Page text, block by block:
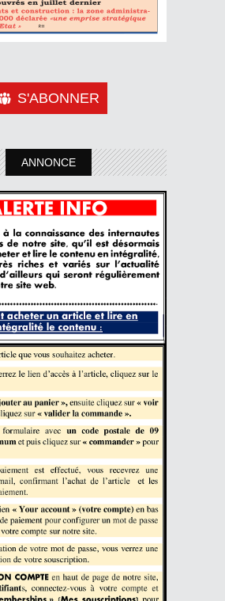
S'ABONNER
ANNONCE